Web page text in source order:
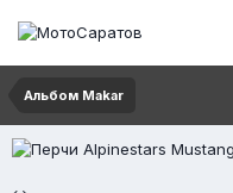
Альбом Makar